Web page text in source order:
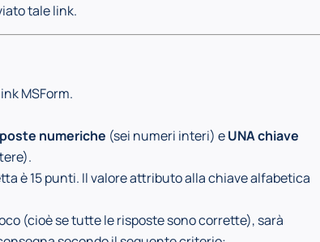
tale link.
MSForm.
numeriche (sei numeri interi) eUNA chiave
è 15 punti. Il valore attributo alla chiave alfabetica
(cioè se tutte le risposte sono corrette), sarà